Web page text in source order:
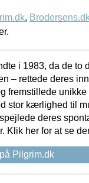
,
i 1983, da de to
– rettede deres
fremstillede
stor kærlighed til
deres
Klik her for at se
Pilgrim.dk